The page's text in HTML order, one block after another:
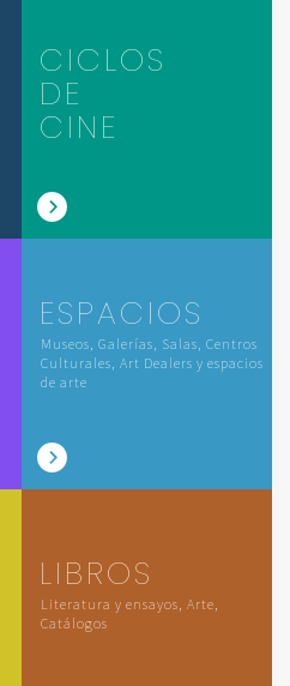
CICLOS
DE
CINE
ESPACIOS
Museos, Galerías, Salas, Centros
Culturales, Art Dealers y espacios
de arte
LIBROS
Literatura y ensayos, Arte,
Catálogos